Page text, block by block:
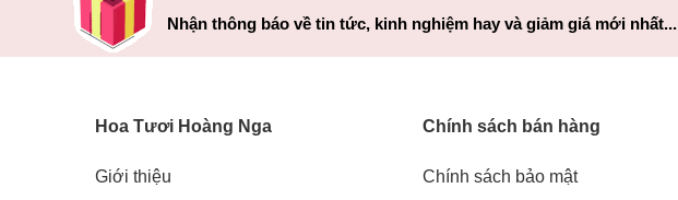
Nhận thông báo về tin tức, kinh nghiệm hay và giảm giá mới nhất...
Hoa Tươi Hoàng Nga
Giới thiệu
Chính sách bán hàng
Chính sách bảo mật